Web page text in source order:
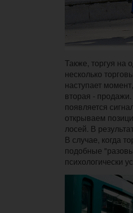
Также, торгуя на
несколько
наступает
вторая -
появляется
открываем
лосей. В
В случае, когда
подобные
психологически